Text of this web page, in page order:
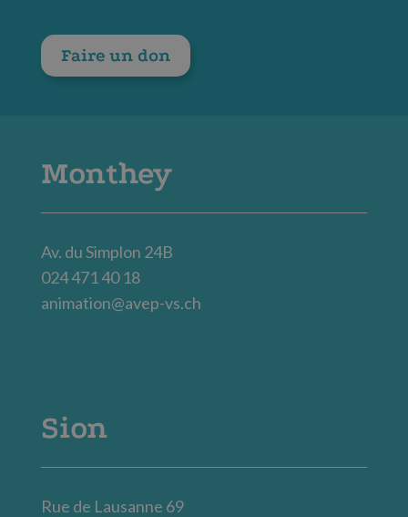
Faire un don
Monthey
Av. du Simplon 24B
024 471 40 18
animation@avep-vs.ch
Sion
Rue de Lausanne 69